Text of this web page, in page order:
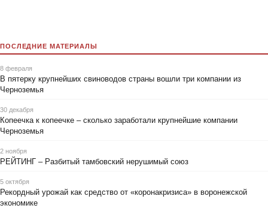
ПОСЛЕДНИЕ МАТЕРИАЛЫ
8 февраля
В пятерку крупнейших свиноводов страны вошли три компании из
Черноземья
30 декабря
Копеечка к копеечке – сколько заработали крупнейшие компании
Черноземья
2 ноября
РЕЙТИНГ – Разбитый тамбовский нерушимый союз
5 октября
Рекордный урожай как средство от «коронакризиса» в воронежской
экономике